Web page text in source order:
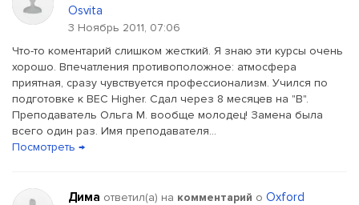
Osvita
3 Ноябрь 2011, 07:06
Что-то коментарий слишком жесткий. Я знаю эти курсы очень
хорошо. Впечатления противоположное: атмосфера
приятная, сразу чувствуется профессионализм. Учился по
подготовке к BEC Higher. Сдал через 8 месяцев на "В".
Преподаватель Ольга М. вообще молодец! Замена была
всего один раз. Имя преподавателя...
Посмотреть →
Дима ответил(a) на комментарий о Oxford